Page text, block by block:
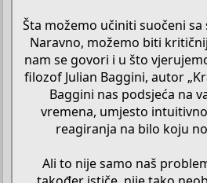
Šta možemo učiniti suočeni
Naravno, možemo biti
nam se govori i u što
filozof Julian Baggini, autor
Baggini nas podsjeća na
vremena, umjesto
reagiranja na bilo koju
Ali to nije samo naš